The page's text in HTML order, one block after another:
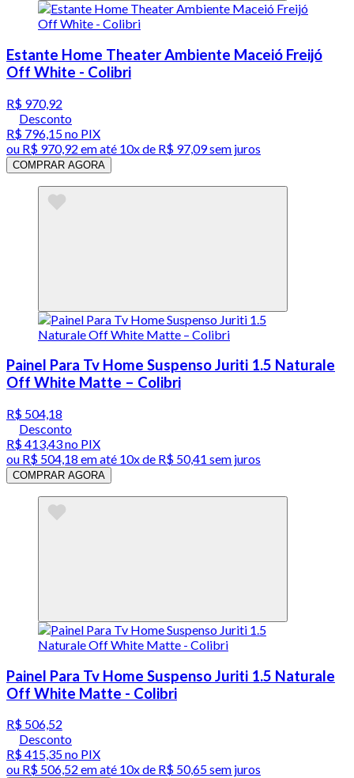
Estante Home Theater Ambiente Maceió Freijó
Off White - Colibri
R$ 970,92
Desconto
R$ 796,15no PIX
ou R$ 970,92 em até 10x de R$ 97,09 sem juros
COMPRAR AGORA
Painel Para Tv Home Suspenso Juriti 1.5 Naturale
Off White Matte – Colibri
R$ 504,18
Desconto
R$ 413,43no PIX
ou R$ 504,18 em até 10x de R$ 50,41 sem juros
COMPRAR AGORA
Painel Para Tv Home Suspenso Juriti 1.5 Naturale
Off White Matte - Colibri
R$ 506,52
Desconto
R$ 415,35no PIX
ou R$ 506,52 em até 10x de R$ 50,65 sem juros